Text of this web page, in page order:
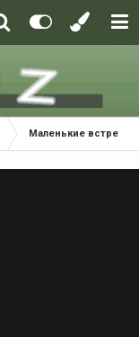
Маленькие встречи